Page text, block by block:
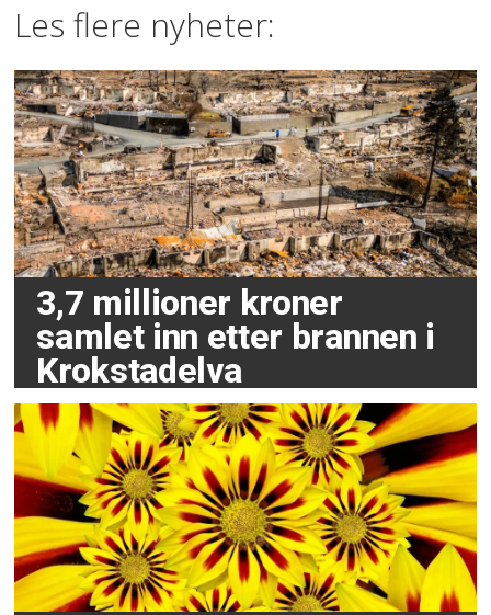
Les flere nyheter:
3,7 millioner kroner
samlet inn etter brannen i
Krokstadelva